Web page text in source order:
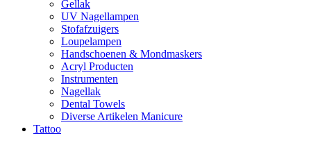
Gellak
UV Nagellampen
Stofafzuigers
Loupelampen
Handschoenen & Mondmaskers
Acryl Producten
Instrumenten
Nagellak
Dental Towels
Diverse Artikelen Manicure
Tattoo